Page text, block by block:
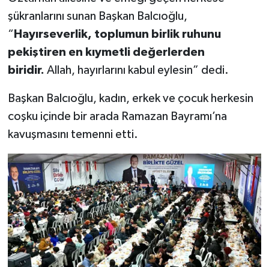
şükranlarını sunan Başkan Balcıoğlu,
“ Hayırseverlik, toplumun birlik ruhunu
pekiştiren en kıymetli değerlerden
biridir. Allah, hayırlarını kabul eylesin” dedi.
Başkan Balcıoğlu, kadın, erkek ve çocuk herkesin
coşku içinde bir arada Ramazan Bayramı’na
kavuşmasını temenni etti.